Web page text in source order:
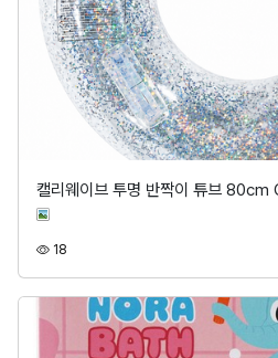
캘리웨이브 투명 반짝이 튜브
18